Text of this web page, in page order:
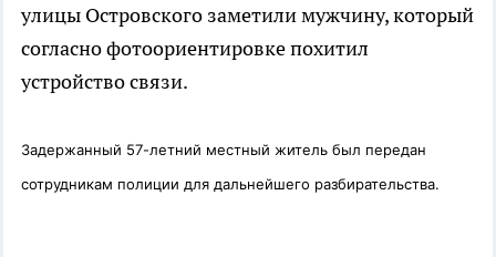
улицы Островского заметили мужчину, который
согласно фотоориентировке похитил
устройство связи.
Задержанный 57-летний местный житель был передан
сотрудникам полиции для дальнейшего разбирательства.